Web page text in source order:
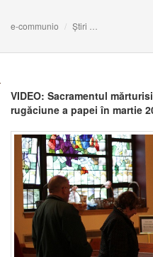
e-communio Știri
VIDEO: Sacramentul
rugăciune a papei în martie